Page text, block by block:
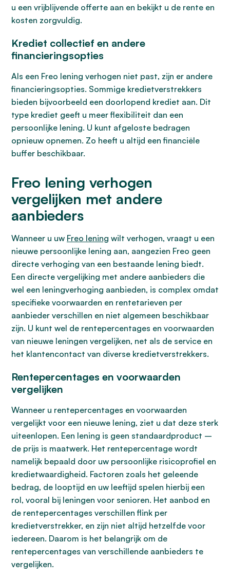
u een vrijblijvende offerte aan en bekijkt u de rente en
kosten zorgvuldig.
Krediet collectief en andere
financieringsopties
Als een Freo lening verhogen niet past, zijn er andere
financieringsopties. Sommige kredietverstrekkers
bieden bijvoorbeeld een doorlopend krediet aan. Dit
type krediet geeft u meer flexibiliteit dan een
persoonlijke lening. U kunt afgeloste bedragen
opnieuw opnemen. Zo heeft u altijd een financiële
buffer beschikbaar.
Freo lening verhogen
vergelijken met andere
aanbieders
Wanneer u uw Freo lening wilt verhogen, vraagt u een
nieuwe persoonlijke lening aan, aangezien Freo geen
directe verhoging van een bestaande lening biedt.
Een directe vergelijking met andere aanbieders die
wel een leningverhoging aanbieden, is complex omdat
specifieke voorwaarden en rentetarieven per
aanbieder verschillen en niet algemeen beschikbaar
zijn. U kunt wel de rentepercentages en voorwaarden
van nieuwe leningen vergelijken, net als de service en
het klantencontact van diverse kredietverstrekkers.
Rentepercentages en voorwaarden
vergelijken
Wanneer u rentepercentages en voorwaarden
vergelijkt voor een nieuwe lening, ziet u dat deze sterk
uiteenlopen. Een lening is geen standaardproduct –
de prijs is maatwerk. Het rentepercentage wordt
namelijk bepaald door uw persoonlijke risicoprofiel en
kredietwaardigheid. Factoren zoals het geleende
bedrag, de looptijd en uw leeftijd spelen hierbij een
rol, vooral bij leningen voor senioren. Het aanbod en
de rentepercentages verschillen flink per
kredietverstrekker, en zijn niet altijd hetzelfde voor
iedereen. Daarom is het belangrijk om de
rentepercentages van verschillende aanbieders te
vergelijken.